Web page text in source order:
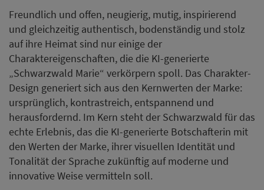
Freundlich und offen, neugierig, mutig, inspirierend
und gleichzeitig authentisch, bodenständig und stolz
auf ihre Heimat sind nur einige der
Charaktereigenschaften, die die KI-generierte
„Schwarzwald Marie“ verkörpern spoll. Das Charakter-
Design generiert sich aus den Kernwerten der Marke:
ursprünglich, kontrastreich, entspannend und
herausfordernd. Im Kern steht der Schwarzwald für das
echte Erlebnis, das die KI-generierte Botschafterin mit
den Werten der Marke, ihrer visuellen Identität und
Tonalität der Sprache zukünftig auf moderne und
innovative Weise vermitteln soll.